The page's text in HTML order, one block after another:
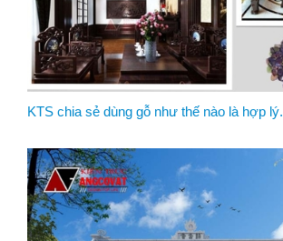
KTS chia sẻ dùng gỗ như thế nào là hợp lý.